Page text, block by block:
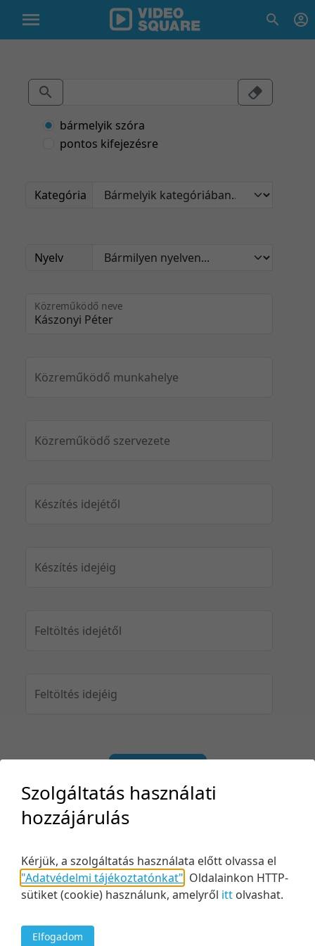
bármelyik szóra
pontos kifejezésre
Kategória
Nyelv
Közreműködő neve
Közreműködő munkahelye
Közreműködő szervezete
Készítés idejétől
Készítés idejéig
Feltöltés idejétől
Feltöltés idejéig
Feltöltés dátuma szerint
Relevancia szerint
Kezdés/felvétel dátuma szerint
2 tétel
10 tétel/oldal
5 tétel/oldal
10 tétel/oldal
Szolgáltatás használati
hozzájárulás
Kérjük, a szolgáltatás használata előtt olvassa el
"Adatvédelmi tájékoztatónkat" Oldalainkon HTTP-
sütiket (cookie) használunk, amelyről itt olvashat.
Elfogadom